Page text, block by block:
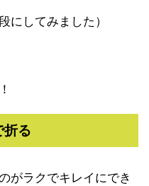
にしてみました）
折る
がラクでキレイにでき